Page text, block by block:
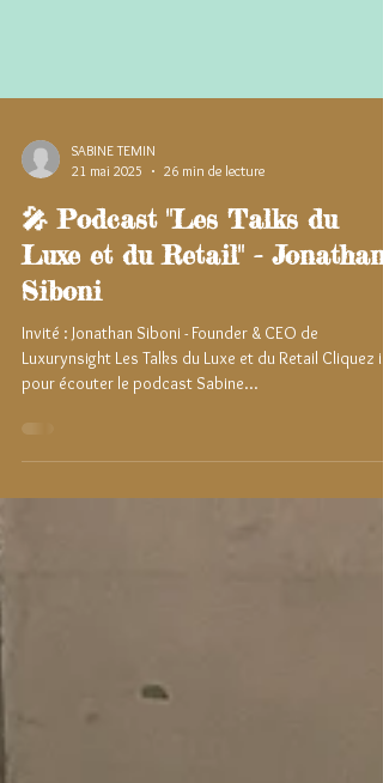
21 mai 2025
26 min de lecture
🎤 Podcast "Les Talks du
Luxe et du Retail" - Jonathan
Siboni
Invité : Jonathan Siboni - Founder & CEO de
Luxurynsight Les Talks du Luxe et du Retail Cliquez ici